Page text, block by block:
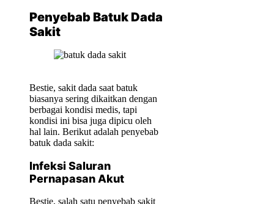
Penyebab Batuk Dada
Sakit
Bestie, sakit dada saat batuk
biasanya sering dikaitkan dengan
berbagai kondisi medis, tapi
kondisi ini bisa juga dipicu oleh
hal lain. Berikut adalah penyebab
batuk dada sakit:
Infeksi Saluran
Pernapasan Akut
Bestie, salah satu penyebab sakit